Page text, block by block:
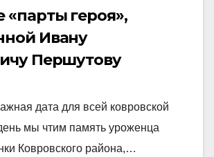
«парты героя»,
Ивану
Першутову
дата для всей ковровской
мы чтим память уроженца
Ковровского района,…